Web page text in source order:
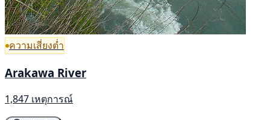
ความเสี่ยงต่ำ
Arakawa River
1,847 เหตุการณ์